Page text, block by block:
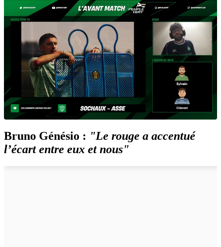
Bruno Génésio : "Le rouge a accentué
l’écart entre eux et nous"